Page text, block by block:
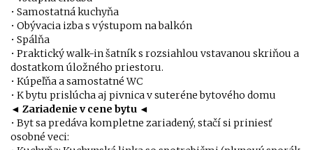
• Samostatná kuchyňa
• Obývacia izba s výstupom na balkón
• Spálňa
• Praktický walk-in šatník s rozsiahlou vstavanou skriňou a
dostatkom úložného priestoru.
• Kúpeľňa a samostatné WC
• K bytu prislúcha aj pivnica v suteréne bytového domu
◄ Zariadenie v cene bytu ◄
• Byt sa predáva kompletne zariadený, stačí si priniesť
osobné veci: